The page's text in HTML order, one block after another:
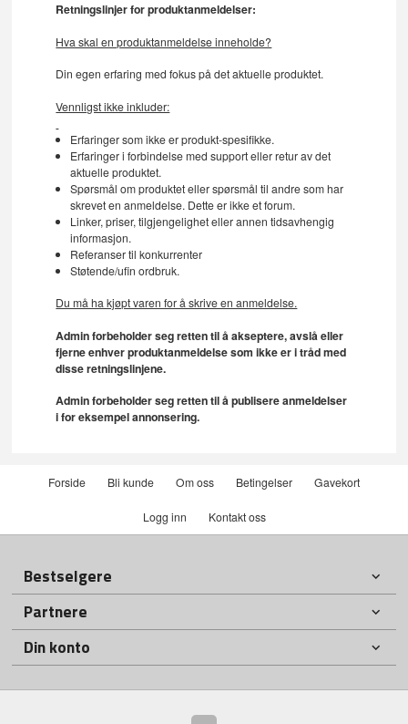
Retningslinjer for produktanmeldelser:
Hva skal en produktanmeldelse inneholde?
Din egen erfaring med fokus på det aktuelle produktet.
Vennligst ikke inkluder:
Erfaringer som ikke er produkt-spesifikke.
Erfaringer i forbindelse med support eller retur av det
aktuelle produktet.
Spørsmål om produktet eller spørsmål til andre som har
skrevet en anmeldelse. Dette er ikke et forum.
Linker, priser, tilgjengelighet eller annen tidsavhengig
informasjon.
Referanser til konkurrenter
Støtende/ufin ordbruk.
Du må ha kjøpt varen for å skrive en anmeldelse.
Admin forbeholder seg retten til å akseptere, avslå eller
fjerne enhver produktanmeldelse som ikke er i tråd med
disse retningslinjene.
Admin forbeholder seg retten til å publisere anmeldelser
i for eksempel annonsering.
Forside Bli kunde Om oss Betingelser Gavekort
Logg inn Kontakt oss
Bestselgere
Partnere
Din konto